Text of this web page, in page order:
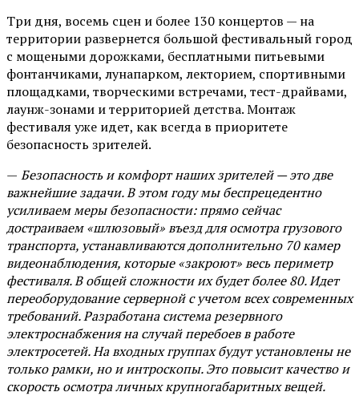
Три дня, восемь сцен и более 130 концертов — на
территории развернется большой фестивальный город
с мощеными дорожками, бесплатными питьевыми
фонтанчиками, лунапарком, лекторием, спортивными
площадками, творческими встречами, тест-драйвами,
лаунж-зонами и территорией детства. Монтаж
фестиваля уже идет, как всегда в приоритете
безопасность зрителей.
— Безопасность и комфорт наших зрителей — это две
важнейшие задачи. В этом году мы беспрецедентно
усиливаем меры безопасности: прямо сейчас
достраиваем «шлюзовый» въезд для осмотра грузового
транспорта, устанавливаются дополнительно 70 камер
видеонаблюдения, которые «закроют» весь периметр
фестиваля. В общей сложности их будет более 80. Идет
переоборудование серверной с учетом всех современных
требований. Разработана система резервного
электроснабжения на случай перебоев в работе
электросетей. На входных группах будут установлены не
только рамки, но и интроскопы. Это повысит качество и
скорость осмотра личных крупногабаритных вещей.